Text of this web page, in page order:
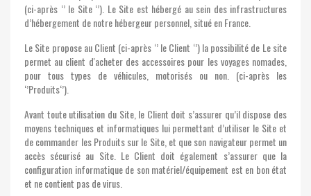
(ci-après ‘’ le Site ‘’). Le Site est hébergé au sein des infrastructures
d’hébergement de notre hébergeur personnel, situé en France.
Le Site propose au Client (ci-après ‘’ le Client ‘’) la possibilité de Le site
permet au client d'acheter des accessoires pour les voyages nomades,
pour tous types de véhicules, motorisés ou non. (ci-après les
‘’Produits‘’).
Avant toute utilisation du Site, le Client doit s’assurer qu’il dispose des
moyens techniques et informatiques lui permettant d’utiliser le Site et
de commander les Produits sur le Site, et que son navigateur permet un
accès sécurisé au Site. Le Client doit également s’assurer que la
configuration informatique de son matériel/équipement est en bon état
et ne contient pas de virus.